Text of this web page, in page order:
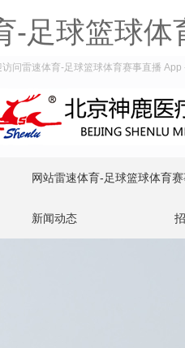
-足球篮球体
访问雷速体育-足球篮球体育赛事直播
网站雷速体育-足球篮球体育
新闻动态